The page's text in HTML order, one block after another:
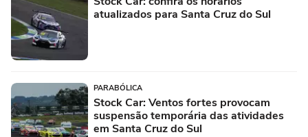
atualizados para Santa Cruz do Sul
PARABÓLICA
Stock Car: Ventos fortes provocam
suspensão temporária das atividades
em Santa Cruz do Sul